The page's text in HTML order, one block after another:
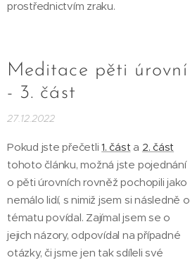
prostřednictvím zraku.
Meditace pěti úrovní
- 3. část
27.12.2022
Pokud jste přečetli1. část a 2. část
tohoto článku, možná jste pojednání
o pěti úrovních rovněž pochopili jako
nemálo lidí, s nimiž jsem si následně o
tématu povídal. Zajímal jsem se o
jejich názory, odpovídal na případné
otázky, či jsme jen tak sdíleli své